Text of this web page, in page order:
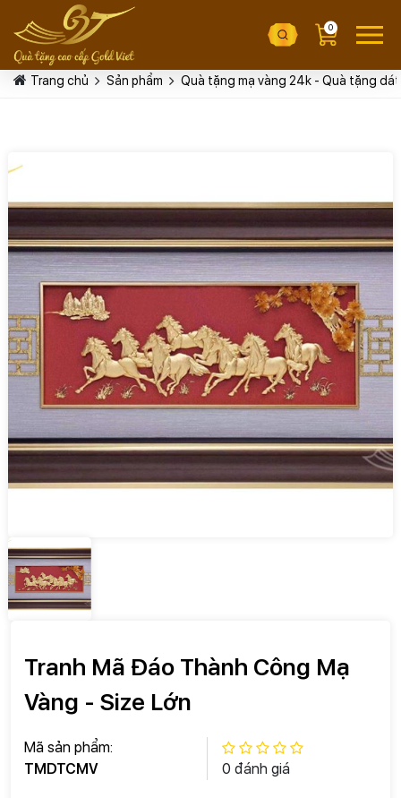
0
Trang chủ Sản phẩm Quà tặng mạ vàng 24k - Quà tặng
Tranh Mã Đáo Thành Công Mạ
Vàng - Size Lớn
Mã sản phẩm:
TMDTCMV
0 đánh giá